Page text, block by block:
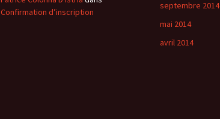
Confirmation d’inscription
septembre 2014
mai 2014
avril 2014